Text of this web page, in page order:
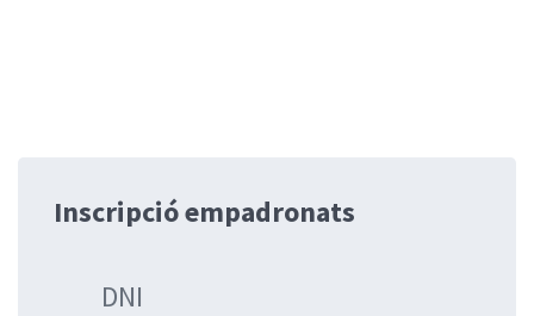
Inscripció empadronats
DNI